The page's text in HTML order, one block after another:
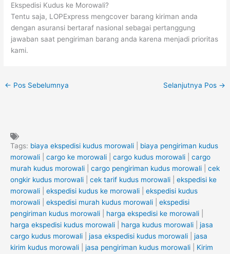
Ekspedisi Kudus ke Morowali?
Tentu saja, LOPExpress mengcover barang kiriman anda
dengan asuransi bertaraf nasional sebagai pertanggung
jawaban saat pengiriman barang anda karena menjadi prioritas
kami.
← Pos Sebelumnya Selanjutnya Pos →
Tags: biaya ekspedisi kudus morowali
biaya pengiriman kudus
morowali
cargo ke morowali cargo kudus morowali
cargo
murah kudus morowali
cargo pengiriman kudus morowali
cek
ongkir kudus morowali
cek tarif kudus morowali
ekspedisi ke
morowali
ekspedisi kudus ke morowali
ekspedisi kudus
morowali
ekspedisi murah kudus morowali
ekspedisi
pengiriman kudus morowali
harga ekspedisi ke morowali
harga ekspedisi kudus morowali
harga kudus morowali
jasa
cargo kudus morowali
jasa ekspedisi kudus morowali
jasa
kirim kudus morowali
jasa pengiriman kudus morowali
Kirim